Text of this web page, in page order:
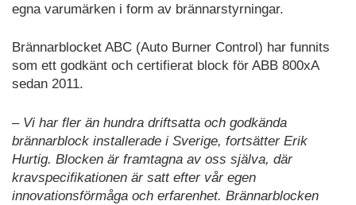
egna varumärken i form av brännarstyrningar.
Brännarblocket ABC (Auto Burner Control) har funnits
som ett godkänt och certifierat block för ABB 800xA
sedan 2011.
– Vi har fler än hundra driftsatta och godkända
brännarblock installerade i Sverige, fortsätter Erik
Hurtig. Blocken är framtagna av oss själva, där
kravspecifikationen är satt efter vår egen
innovationsförmåga och erfarenhet. Brännarblocken